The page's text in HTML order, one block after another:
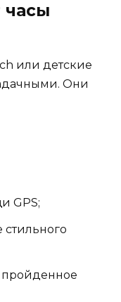
часы
или детские
Они
GPS;
стильного
пройденное